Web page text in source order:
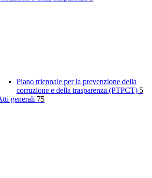
Piano triennale per la prevenzione della
corruzione e della trasparenza (PTPCT) 5
generali 75